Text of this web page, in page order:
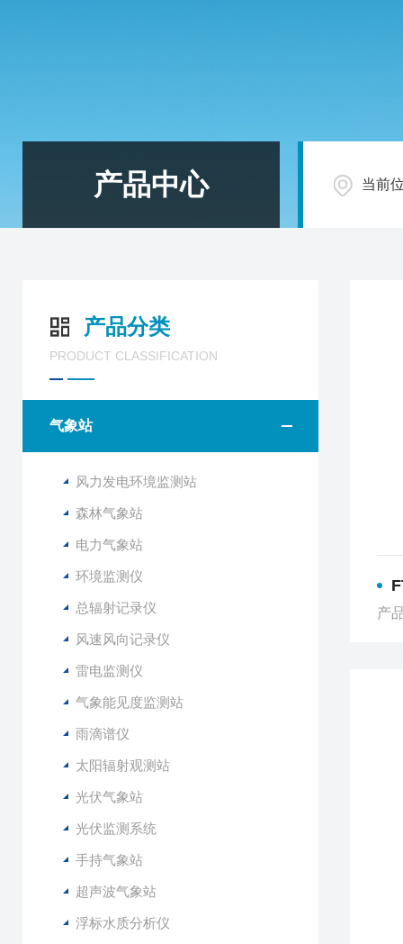
产品中心 当前
产品分类
PRODUCT CLASSIFICATION
气象站
风力发电环境监测站
森林气象站
电力气象站
环境监测仪
总辐射记录仪
风速风向记录仪
雷电监测仪
气象能见度监测站
雨滴谱仪
太阳辐射观测站
光伏气象站
光伏监测系统
手持气象站
超声波气象站
浮标水质分析仪
产